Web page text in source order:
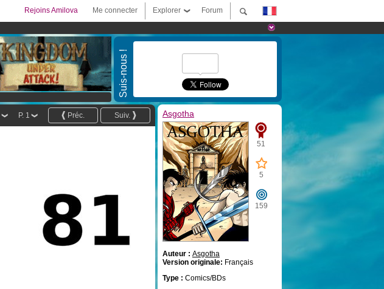
Forum
Explorer
Me connecter
Rejoins Amilova
Suis-nous !
Suiv.
Préc.
P. 1 Asgotha
51
5
159
Auteur : Asgotha
Version originale: Français
Type : Comics/BDs